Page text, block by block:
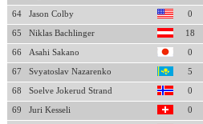
64 Jason Colby 0
65 Niklas Bachlinger 18
66 Asahi Sakano 0
67 Svyatoslav Nazarenko 5
68 Soelve Jokerud Strand 0
69 Juri Kesseli 0